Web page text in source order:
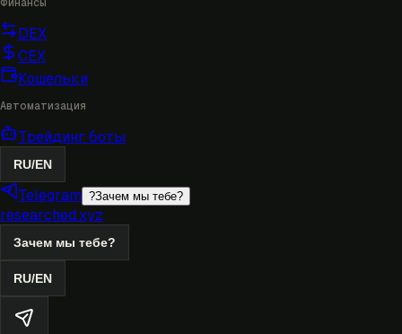
Финансы
DEX
CEX
Кошельки
Автоматизация
Трейдинг боты
RU/EN
Telegram ?Зачем мы тебе?
researched.xyz
Зачем мы тебе?
RU/EN